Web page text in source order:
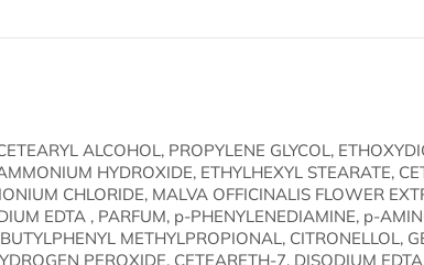
ALCOHOL, PROPYLENE GLYCOL,
HYDROXIDE, ETHYLHEXYL STEARATE,
CHLORIDE, MALVA OFFICINALIS FLOWER
EDTA , PARFUM, p-PHENYLENEDIAMINE, p-
METHYLPROPIONAL,
PEROXIDE, CETEARETH-7, DISODIUM